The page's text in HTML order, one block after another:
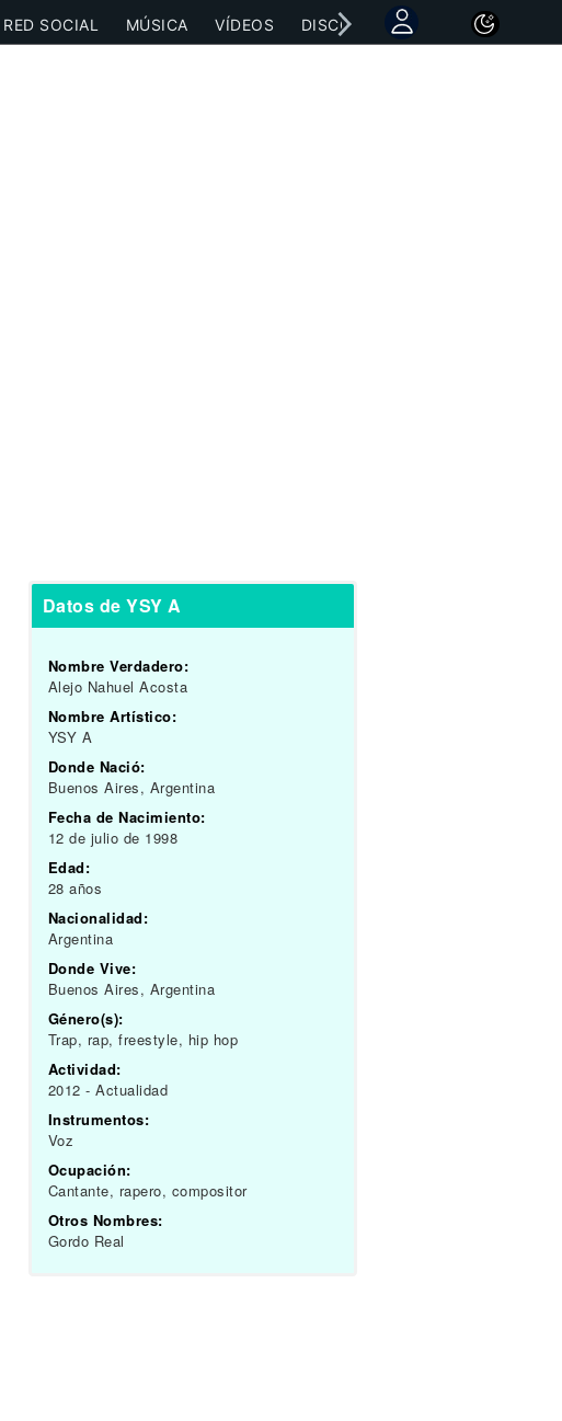
RED SOCIAL MÚSICA VÍDEOS DISCOGRAFÍAS CONCIERTOS
Datos de YSY A
Nombre Verdadero:
Alejo Nahuel Acosta
Nombre Artístico:
YSY A
Donde Nació:
Buenos Aires, Argentina
Fecha de Nacimiento:
12 de julio de 1998
Edad:
28 años
Nacionalidad:
Argentina
Donde Vive:
Buenos Aires, Argentina
Género(s):
Trap, rap, freestyle, hip hop
Actividad:
2012 - Actualidad
Instrumentos:
Voz
Ocupación:
Cantante, rapero, compositor
Otros Nombres:
Gordo Real